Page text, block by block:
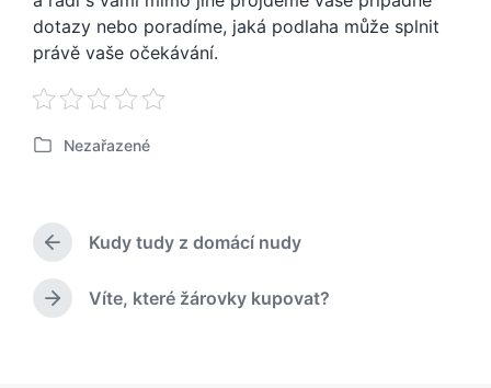
dotazy nebo poradíme, jaká podlaha může splnit
právě vaše očekávání.
P
i
o
v
Nezařazené
P
ř
e
d
Kudy tudy z domácí nudy
N
Víte, které žárovky kupovat?